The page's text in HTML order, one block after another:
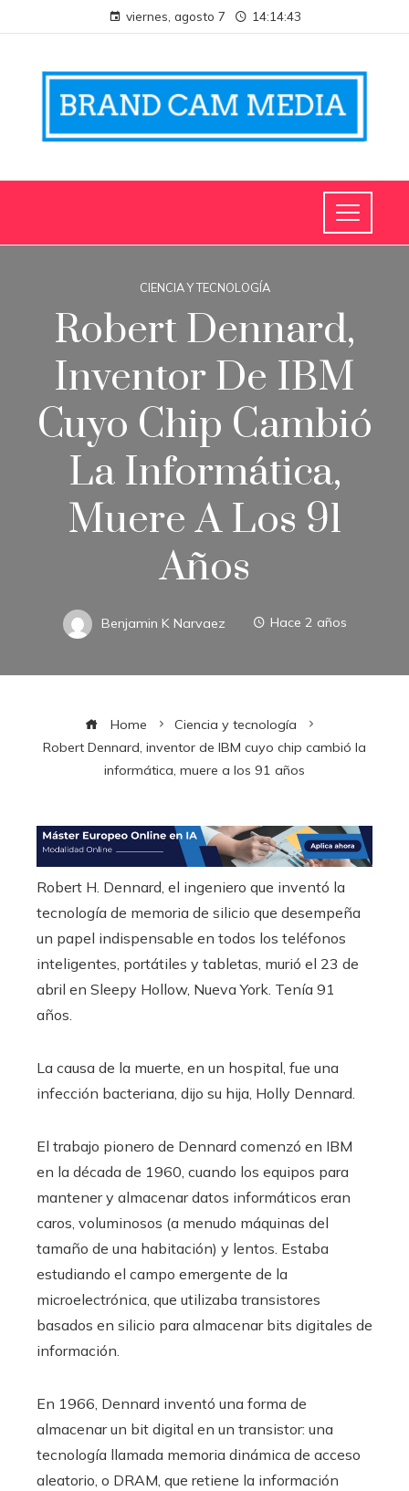
viernes, agosto 7 14:14:44
CIENCIA Y TECNOLOGÍA
Robert Dennard,
Inventor De IBM
Cuyo Chip Cambió
La Informática,
Muere A Los 91
Años
Benjamin K Narvaez Hace 2 años
Home
Ciencia y tecnología
Robert Dennard, inventor de IBM cuyo chip cambió la
informática, muere a los 91 años
Robert H. Dennard, el ingeniero que inventó la
tecnología de memoria de silicio que desempeña
un papel indispensable en todos los teléfonos
inteligentes, portátiles y tabletas, murió el 23 de
abril en Sleepy Hollow, Nueva York. Tenía 91
años.
La causa de la muerte, en un hospital, fue una
infección bacteriana, dijo su hija, Holly Dennard.
El trabajo pionero de Dennard comenzó en IBM
en la década de 1960, cuando los equipos para
mantener y almacenar datos informáticos eran
caros, voluminosos (a menudo máquinas del
tamaño de una habitación) y lentos. Estaba
estudiando el campo emergente de la
microelectrónica, que utilizaba transistores
basados ​​en silicio para almacenar bits digitales de
información.
En 1966, Dennard inventó una forma de
almacenar un bit digital en un transistor: una
tecnología llamada memoria dinámica de acceso
aleatorio, o DRAM, que retiene la información